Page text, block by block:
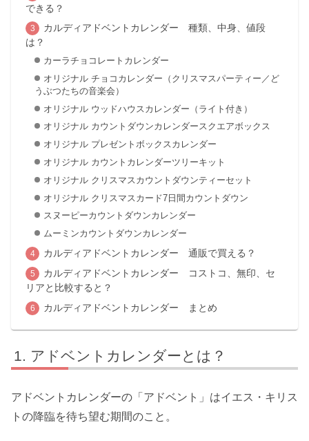
できる？
カルディアドベントカレンダー 種類、中身、値段
は？
カーラチョコレートカレンダー
オリジナル チョコカレンダー（クリスマスパーティー／ど
うぶつたちの音楽会）
オリジナル ウッドハウスカレンダー（ライト付き）
オリジナル カウントダウンカレンダースクエアボックス
オリジナル プレゼントボックスカレンダー
オリジナル カウントカレンダーツリーキット
オリジナル クリスマスカウントダウンティーセット
オリジナル クリスマスカード7日間カウントダウン
スヌーピーカウントダウンカレンダー
ムーミンカウントダウンカレンダー
カルディアドベントカレンダー 通販で買える？
カルディアドベントカレンダー コストコ、無印、セ
リアと比較すると？
カルディアドベントカレンダー まとめ
アドベントカレンダーとは？
アドベントカレンダーの「アドベント」はイエス・キリス
トの降臨を待ち望む期間のこと。